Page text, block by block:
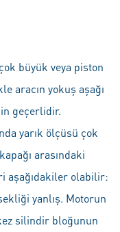
büyük veya piston
aracın yokuş aşağı
geçerlidir.
yarık ölçüsü çok
arasındaki
aşağıdakiler olabilir:
yanlış. Motorun
silindir bloğunun